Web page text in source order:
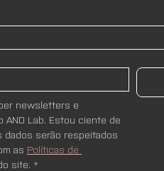
newsletters e
AND Lab. Estou ciente de
dados serão respeitados
as Políticas de
site. *